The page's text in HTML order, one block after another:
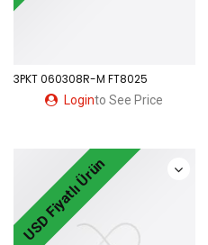
3PKT 060308R-M FT8025
Loginto See Price
USD Fiyatlı Ürün